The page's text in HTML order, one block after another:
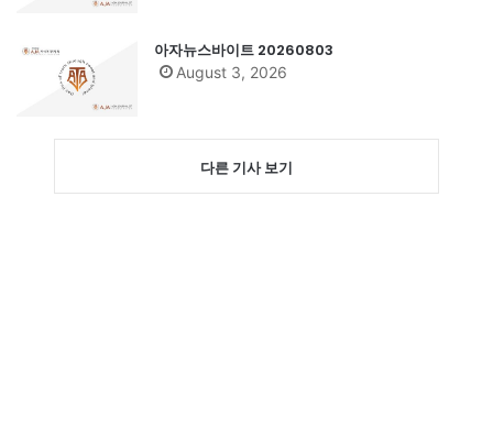
아자뉴스바이트 20260803
August 3, 2026
다른 기사 보기